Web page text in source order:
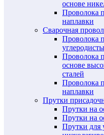
основе
Проволока
наплавки
Сварочная
Проволока
Проволока
основе
сталей
Проволока
наплавки
Прутки
Прутки на
Прутки на
Прутки для